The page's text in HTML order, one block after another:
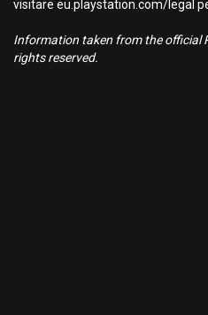
visitare eu.playstation.com/legal
Information taken from the official
rights reserved.